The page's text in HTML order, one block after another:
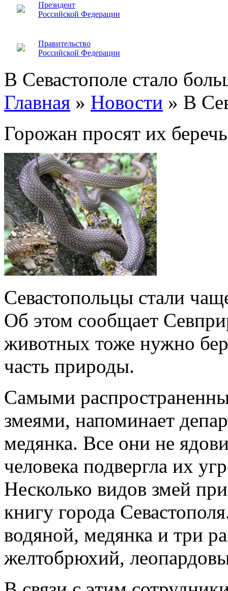
Президент
Российской Федерации
Правительство
Российской Федерации
В Севастополе стало
Главная » Новости » В
Горожан просят их
Севастопольцы стали
Об этом сообщает
животных тоже нужно
часть природы.
Самыми
змеями, напоминает
медянка. Все они не
человека подвергла их
Несколько видов змей
книгу города
водяной, медянка и три
желтобрюхий,